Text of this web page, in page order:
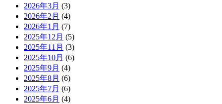
2026年3月 (3)
2026年2月 (4)
2026年1月 (7)
2025年12月 (5)
2025年11月 (3)
2025年10月 (6)
2025年9月 (4)
2025年8月 (6)
2025年7月 (6)
2025年6月 (4)